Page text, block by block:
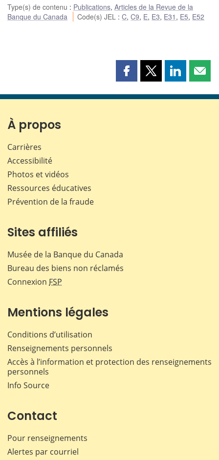
Type(s) de contenu : Publications, Articles de la Revue de la
Banque du Canada
Code(s) JEL :C,C9, E, E3, E31 , E5, E52
Partager
page
Partager
page
Partager
page page
À propos
Carrières
Accessibilité
Photos et vidéos
Ressources éducatives
Prévention de la fraude
Sites affiliés
Musée de la Banque du Canada
Bureau des biens non réclamés
Connexion FSP
Mentions légales
Conditions d’utilisation
Renseignements personnels
Accès à l’information et protection des renseignements
personnels
Info Source
Contact
Pour renseignements
Alertes par courriel